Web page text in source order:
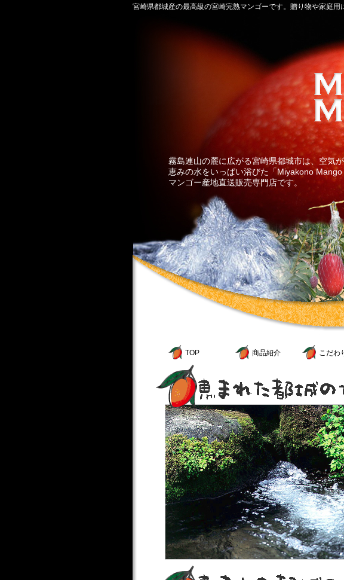
宮崎県都城産の最高級の宮崎完熟マンゴーです。贈り物や家庭用
霧島連山の麓に広がる宮崎県都城市は、空気
恵みの水をいっぱい浴びた「Miyakono
マンゴー産地直送販売専門店です。
TOP 商品紹介 こだわ